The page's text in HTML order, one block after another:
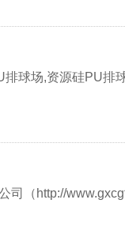
球场,资源硅PU排
司（http://